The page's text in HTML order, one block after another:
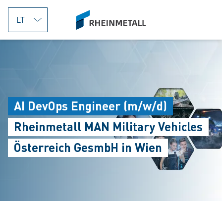
jumpToMain
siteLogo
AI DevOps Engineer (m/w/d)
Rheinmetall MAN Military Vehicles
Österreich GesmbH in Wien